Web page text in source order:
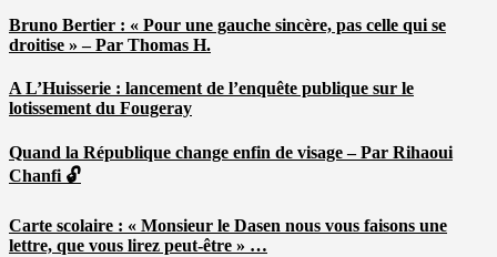
Bruno Bertier : « Pour une gauche sincère, pas celle qui se
droitise » – Par Thomas H.
A L’Huisserie : lancement de l’enquête publique sur le
lotissement du Fougeray
Quand la République change enfin de visage – Par Rihaoui
Chanfi 🔓
Carte scolaire : « Monsieur le Dasen nous vous faisons une
lettre, que vous lirez peut-être » …